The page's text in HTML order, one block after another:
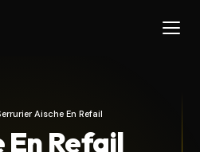
Namur
Aische En Refail
En Refail